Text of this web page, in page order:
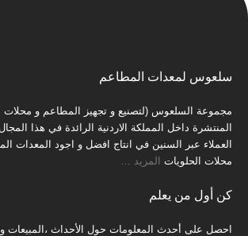
سلعوس لمعدات المطاعم
مجموعة السلعوس (لتصنيع و تجهيز المطاعم و محلات
المنتشرة داخل المملكة الاردنية الرائدة في هذا
العملاء عبر السنين في انتاج افضل و اجود المعدات
محلات الحلويات المزيد
كن أول من يعلم
احصل على أحدث المعلومات حول الأحداث